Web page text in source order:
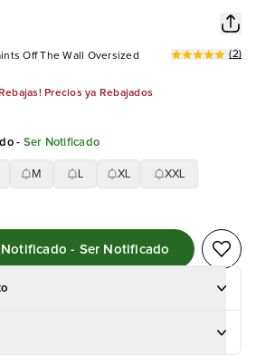
Off The Wall Oversized (2)
Precios ya Rebajados
- Ser Notificado
M XL XXL
Muy Pronto - Ser Notificado - Ser Notificado